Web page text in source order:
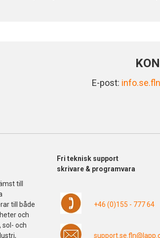
E-post:
till
till både
och
sol- och
Fri teknisk support
skrivare & programvara
+46 (0)155 - 777 64